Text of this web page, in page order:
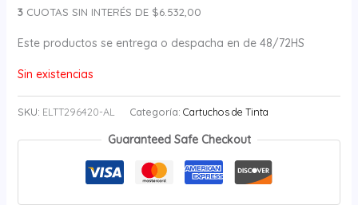
3CUOTAS SIN INTERÉS DE $6.532,00
Este productos se entrega o despacha en de 48/72HS
Sin existencias
SKU: ELTT296420-AL Categoría: Cartuchos de Tinta
Guaranteed Safe Checkout